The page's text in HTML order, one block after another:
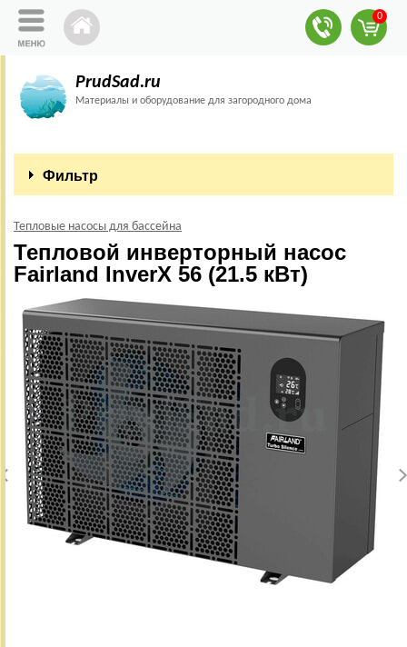
0
PrudSad.ru
Материалы и оборудование для загородного дома
Фильтр
Тепловые насосы для бассейна
Тепловой инверторный насос
Fairland InverX 56 (21.5 кВт)